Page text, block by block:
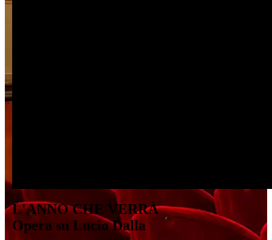
L'ANNO CHE VERRÀ
Opera su Lucio Dalla